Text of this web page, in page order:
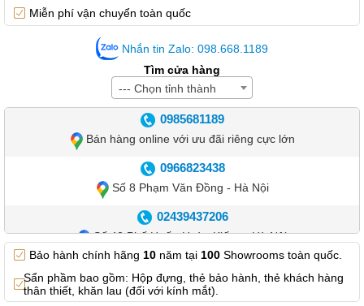
Miễn phí vận chuyển toàn quốc
Nhắn tin Zalo: 098.668.1189
Tìm cửa hàng
--- Chọn tỉnh thành
0985681189
Bán hàng online với ưu đãi riêng cực lớn
0966823438
Số 8 Phạm Văn Đồng - Hà Nội
02439437206
Số 42 Phố Huế - Hoàn Kiếm – Hà Nội
0982.769.887
Showroom 3: Số 87 Trương Định - Hai Bà Trưng - Hà Nội.
Bảo hành chính hãng 10 năm tại 100 Showrooms toàn quốc.
Sẩn phầm bao gồm: Hộp đựng, thẻ bảo hành, thẻ khách hàng
thân thiết, khăn lau (đối với kính mắt).